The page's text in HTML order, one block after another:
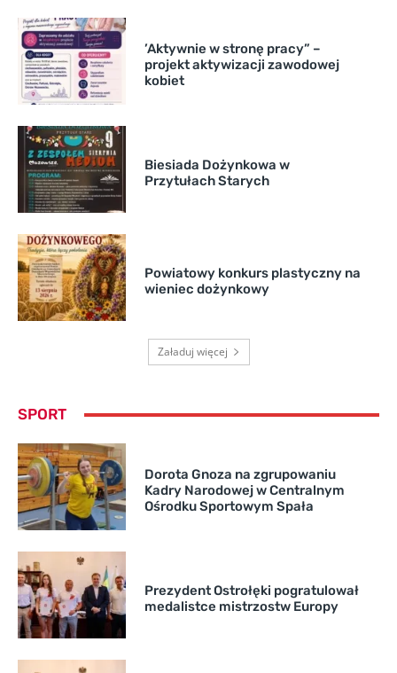
’Aktywnie w stronę pracy” –
projekt aktywizacji zawodowej
kobiet
Biesiada Dożynkowa w
Przytułach Starych
Powiatowy konkurs plastyczny na
wieniec dożynkowy
Załaduj więcej
SPORT
Dorota Gnoza na zgrupowaniu
Kadry Narodowej w Centralnym
Ośrodku Sportowym Spała
Prezydent Ostrołęki pogratulował
medalistce mistrzostw Europy